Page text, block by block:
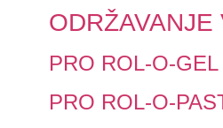
ODRŽAVANJE
PRO ROL-O-GEL
PRO ROL-O-